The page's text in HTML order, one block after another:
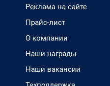
Реклама на сайте
Прайс-лист
О компании
Наши награды
Наши вакансии